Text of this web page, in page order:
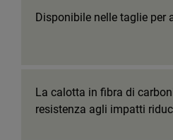
Disponibile nelle taglie per
La calotta in fibra di
resistenza agli impatti